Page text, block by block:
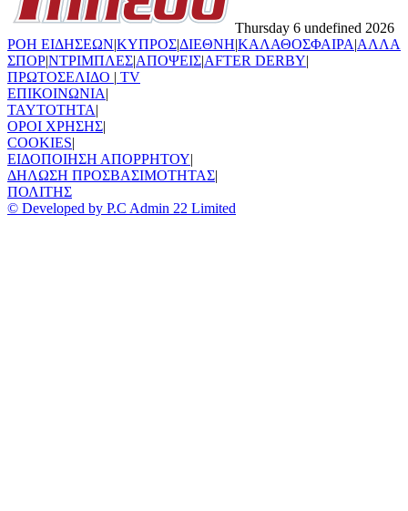
Thursday 6 undefined 2026
ΡΟΗ ΕΙΔΗΣΕΩΝ|ΚΥΠΡΟΣ|ΔΙΕΘΝΗ|ΚΑΛΑΘΟΣΦΑΙΡΑ|ΑΛΛΑ
ΣΠΟΡ|ΝΤΡΙΜΠΛΕΣ|ΑΠΟΨΕΙΣ|AFTER DERBY|
ΠΡΩΤΟΣΕΛΙΔΟ | TV
ΕΠΙΚΟΙΝΩΝΙΑ|
TAYTOTHTA|
ΟΡΟΙ ΧΡΗΣΗΣ|
COOKIES|
ΕΙΔΟΠΟΙΗΣΗ ΑΠΟΡΡΗΤΟΥ|
ΔΗΛΩΣΗ ΠΡΟΣΒΑΣΙΜΟΤΗΤΑΣ|
ΠΟΛΙΤΗΣ
© Developed by P.C Admin 22 Limited